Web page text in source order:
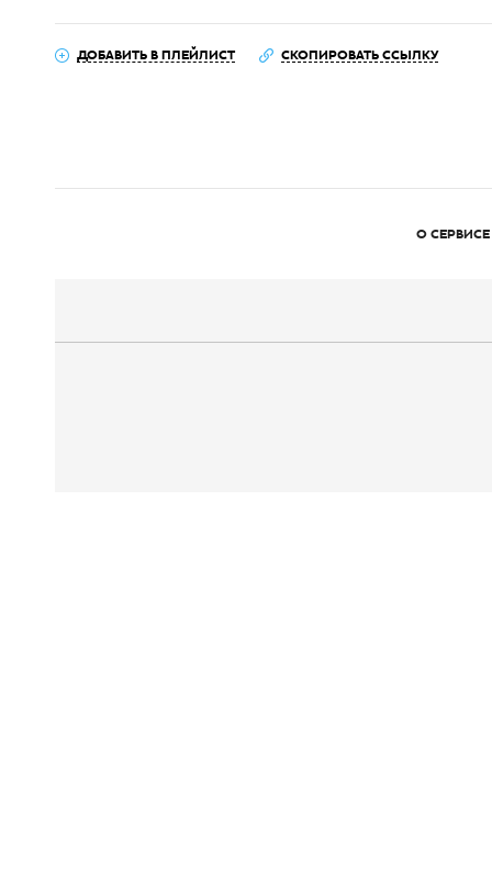
ДОБАВИТЬ В ПЛЕЙЛИСТ СКОПИРОВАТЬ ССЫЛКУ
О СЕРВИСЕ